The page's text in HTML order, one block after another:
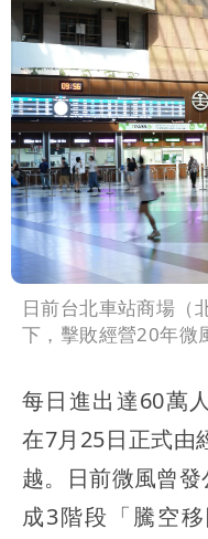
日前台北車站商場（
下，擊敗經營20年微
每日進出達60萬
在7月25日正式由
越。日前微風曾
成3階段「騰空